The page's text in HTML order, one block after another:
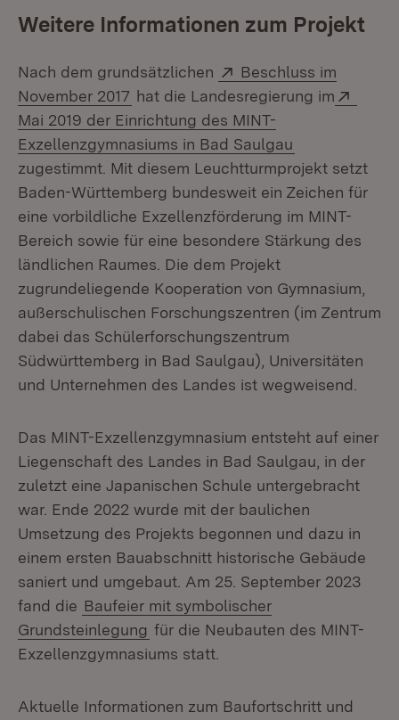
Weitere Informationen zum Projekt
Nach dem grundsätzlichen Extern:
Beschluss im
November 2017 (Öffnet in neuem Fenster)
hat die Landesregierung im
Mai 2019 der Einrichtung des MINT-
Exzellenzgymnasiums in Bad Saulgau
zugestimmt. Mit diesem Leuchtturmprojekt setzt
Baden-Württemberg bundesweit ein Zeichen für
eine vorbildliche Exzellenzförderung im MINT-
Bereich sowie für eine besondere Stärkung des
ländlichen Raumes. Die dem Projekt
zugrundeliegende Kooperation von Gymnasium,
außerschulischen Forschungszentren (im Zentrum
dabei das Schülerforschungszentrum
Südwürttemberg in Bad Saulgau), Universitäten
und Unternehmen des Landes ist wegweisend.
Das MINT-Exzellenzgymnasium entsteht auf einer
Liegenschaft des Landes in Bad Saulgau, in der
zuletzt eine Japanischen Schule untergebracht
war. Ende 2022 wurde mit der baulichen
Umsetzung des Projekts begonnen und dazu in
einem ersten Bauabschnitt historische Gebäude
saniert und umgebaut. Am 25. September 2023
fand die Baufeier mit symbolischer
Grundsteinlegung für die Neubauten des MINT-
Exzellenzgymnasiums statt.
Aktuelle Informationen zum Baufortschritt und